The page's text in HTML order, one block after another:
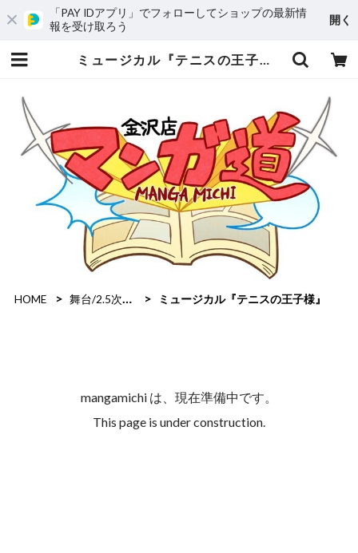
「PAY IDアプリ」でフォローしてショップの最新情
報を受け取ろう
開く
ミュージカル『テニスの王子様』 | mangamichi
HOME 舞台/2.5次元作品 ミュージカル『テニスの王子様』
mangamichi は、現在準備中です。
This page is under construction.